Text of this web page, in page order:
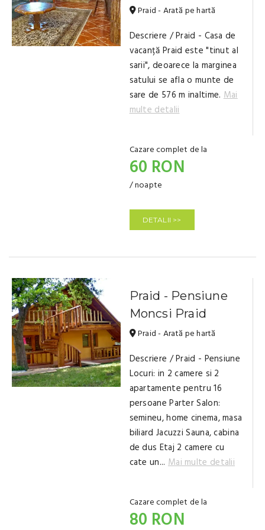
Praid - Arată pe hartă
Descriere / Praid - Casa de
vacanță Praid este "tinut al
sarii", deoarece la marginea
satului se afla o munte de
sare de 576 m inaltime. Mai
multe detalii
Cazare complet de la
60 RON
/ noapte
DETALII >>
Praid - Pensiune
Moncsi Praid
Praid - Arată pe hartă
Descriere / Praid - Pensiune
Locuri: in 2 camere si 2
apartamente pentru 16
persoane Parter Salon:
semineu, home cinema, masa
biliard Jacuzzi Sauna, cabina
de dus Etaj 2 camere cu
cate un... Mai multe detalii
Cazare complet de la
80 RON